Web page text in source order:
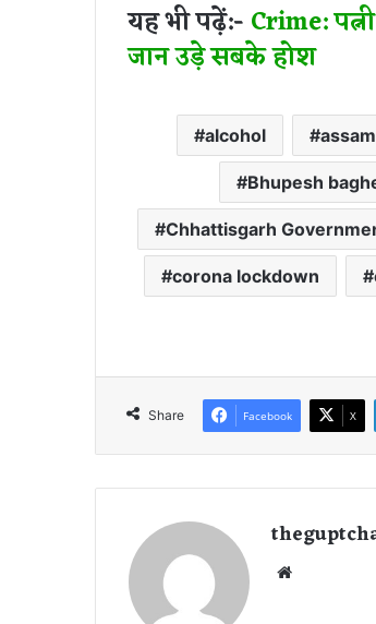
यह भी पढ़ें:-Crime:
जान उड़े सबके होश
alcohol
Bhupesh
Chhattisgarh
corona lockdown
Share Facebook X